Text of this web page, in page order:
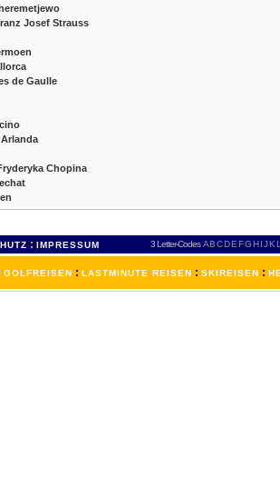
Josef Strauss
de Gaulle
Chopina
: IMPRESSUM 3 Letter-Codes ABCDEFGH IJKL
GOLFREISEN : LASTMINUTE REISEN : SKIREISEN :